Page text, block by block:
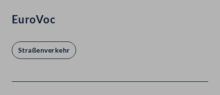
EuroVoc
Straßenverkehr